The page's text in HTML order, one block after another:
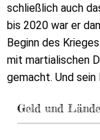
schließlich auch
bis 2020 war er
Beginn des
mit martialischen
gemacht. Und
Geld und